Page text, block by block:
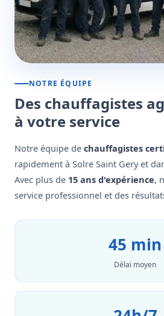
NOTRE ÉQUIPE
Des chauffagistes
à votre service
Notre équipe de chauffagistes
rapidement à Solre Saint Gery et
Avec plus de 15 ans d'expérience,
service professionnel et des
45 min
Délai moyen